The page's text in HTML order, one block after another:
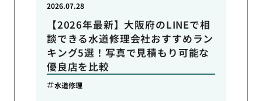
【2026年最新】大阪府のLINEで相
談できる水道修理会社おすすめラン
キング5選！写真で見積もり可能な
優良店を比較
2026.07.28
水道修理